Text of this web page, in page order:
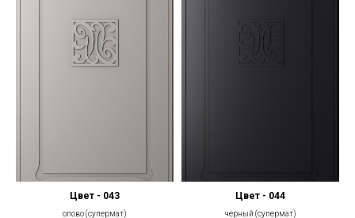
Цвет - 043
олово (супермат)
Цвет - 044
черный (супермат)